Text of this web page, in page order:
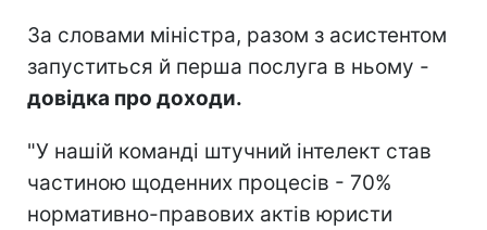
За словами міністра, разом з асистентом
запуститься й перша послуга в ньому -
довідка про доходи.
"У нашій команді штучний інтелект став
частиною щоденних процесів - 70%
нормативно-правових актів юристи